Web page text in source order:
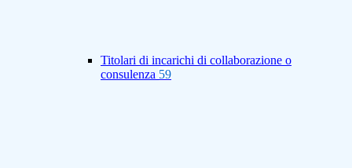
Titolari di incarichi di collaborazione o
consulenza 59